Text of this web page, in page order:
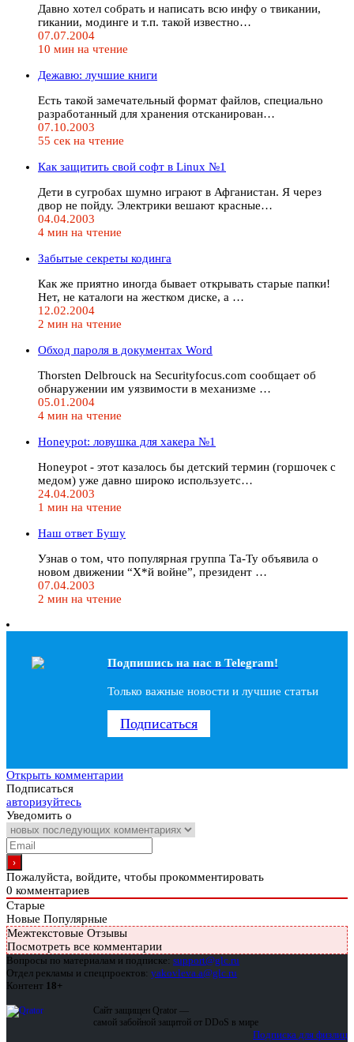
Давно хотел собрать и написать всю инфу о твикании,
гикании, модинге и т.п. такой известно…
07.07.2004
10 мин на чтение
Дежавю: лучшие книги
Есть такой замечательный формат файлов, специально
разработанный для хранения отсканирован…
07.10.2003
55 сек на чтение
Как защитить свой софт в Linux №1
Дети в сугробах шумно играют в Афганистан. Я через
двор не пойду. Электрики вешают красные…
04.04.2003
4 мин на чтение
Забытые секреты кодинга
Как же приятно иногда бывает открывать старые папки!
Нет, не каталоги на жестком диске, а …
12.02.2004
2 мин на чтение
Обход пароля в документах Word
Thorsten Delbrouck на Securityfocus.com сообщает об
обнаружении им уязвимости в механизме …
05.01.2004
4 мин на чтение
Honeypot: ловушка для хакера №1
Honeypot - этот казалось бы детский термин (горшочек с
медом) уже давно широко используетс…
24.04.2003
1 мин на чтение
Наш ответ Бушу
Узнав о том, что популярная группа Та-Ту объявила о
новом движении “Х*й войне”, президент …
07.04.2003
2 мин на чтение
Подпишись на наc в Telegram!
Только важные новости и лучшие статьи
Подписаться
Открыть комментарии
Подписаться
авторизуйтесь
Уведомить о
Пожалуйста, войдите, чтобы прокомментировать
0 комментариев
Старые
Новые Популярные
Межтекстовые Отзывы
Посмотреть все комментарии
Вопросы по материалам и подписке: support@glc.ru
Отдел рекламы и спецпроектов: yakovleva.a@glc.ru
Контент 18+
Сайт защищен Qrator —
самой забойной защитой от DDoS в мире
Подписка для физлиц